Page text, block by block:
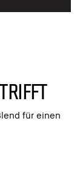
trifft
für einen